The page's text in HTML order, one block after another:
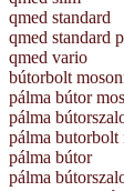
qmed standard
qmed standard
qmed vario
bútorbolt
pálma bútor
pálma
pálma butorbolt
pálma bútor
pálma